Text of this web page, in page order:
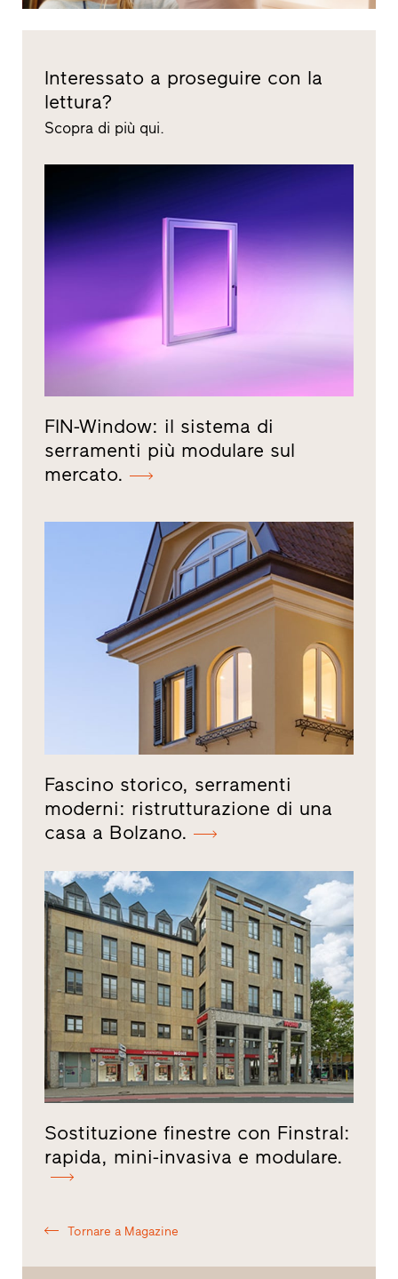
Interessato a proseguire con la
lettura?
Scopra di più qui.
FIN-Window: il sistema di
serramenti più modulare sul
mercato.
Fascino storico, serramenti
moderni: ristrutturazione di una
casa a Bolzano.
Sostituzione finestre con Finstral:
rapida, mini-invasiva e modulare.
Tornare a Magazine